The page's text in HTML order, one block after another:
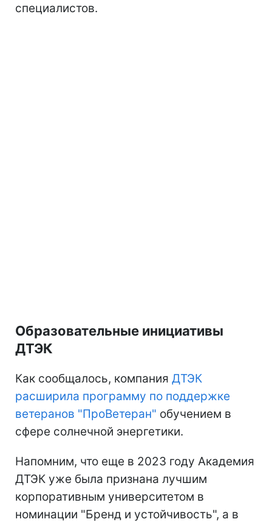
специалистов.
Образовательные инициативы
ДТЭК
Как сообщалось, компания ДТЭК
расширила программу по поддержке
ветеранов "ПроВетеран" обучением в
сфере солнечной энергетики.
Напомним, что еще в 2023 году Академия
ДТЭК уже была признана лучшим
корпоративным университетом в
номинации "Бренд и устойчивость", а в